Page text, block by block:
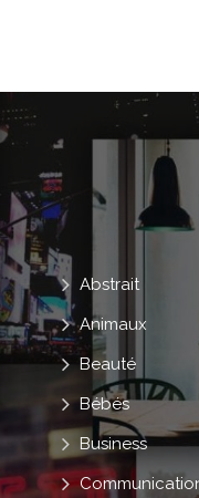
Avant-Bras
Abstrait
Animaux
Beauté
Bébés
Business